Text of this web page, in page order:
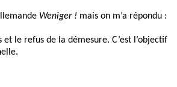
Weniger ! mais on m’a répondu :
le refus de la démesure. C’est l’objectif